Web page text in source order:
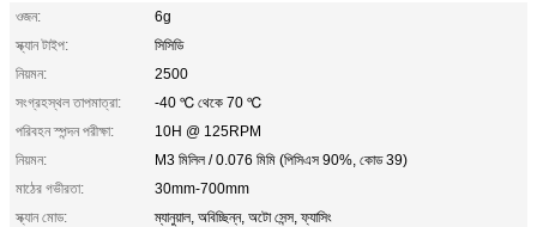
ওজন:
6g
স্ক্যান টাইপ:
সিসিডি
নিয়মন:
2500
সংগ্রহস্থল তাপমাত্রা:
-40 ℃ থেকে 70 ℃
পরিবহন স্পন্দন পরীক্ষা:
10H @ 125RPM
নিয়মন:
M3 মিলিল / 0.076 মিমি (পিসিএস 90%, কোড 39)
মাঠের গভীরতা:
30mm-700mm
স্ক্যান মোড:
ম্যানুয়াল, অবিচ্ছিন্ন, অটো সেন্স, ফ্যাসিং